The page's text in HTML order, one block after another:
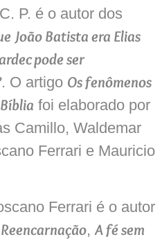
P. é o autor dos
João Batista era Elias
pode ser
. O artigo Os fenômenos
foi elaborado por
Camillo, Waldemar
Ferrari e Mauricio
Ferrari é o autor
, A fé sem